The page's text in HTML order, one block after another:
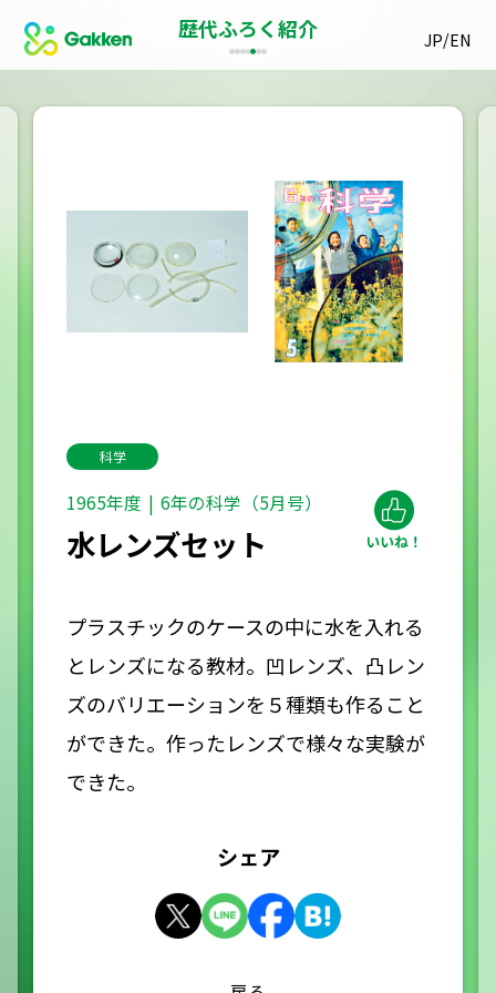
JP/EN
歴代ふろく紹介
科学
1965年度 6年の科学（5月号）
水レンズセット
プラスチックのケースの中に水を入れる
とレンズになる教材。凹レンズ、凸レン
ズのバリエーションを５種類も作ること
ができた。作ったレンズで様々な実験が
できた。
シェア